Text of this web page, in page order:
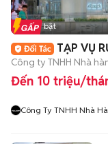
Tin nổi bật
TẠP VỤ
Công ty TNHH Nhà
Đến 10 triệu/
Công Ty TNHH Nhà